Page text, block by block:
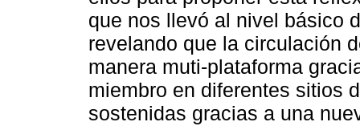
que nos llevó al nivel básico
revelando que la circulación
manera muti-plataforma
miembro en diferentes sitios
sostenidas gracias a una